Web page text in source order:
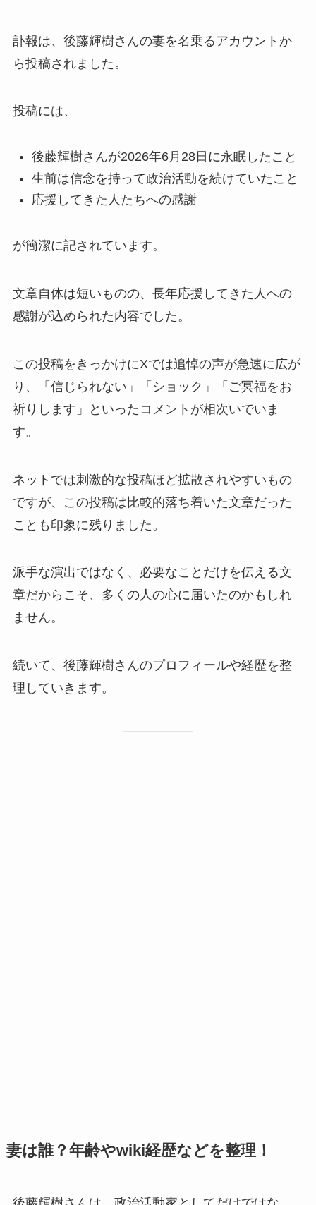
訃報は、後藤輝樹さんの妻を名乗るアカウントか
ら投稿されました。
投稿には、
後藤輝樹さんが2026年6月28日に永眠したこと
生前は信念を持って政治活動を続けていたこと
応援してきた人たちへの感謝
が簡潔に記されています。
文章自体は短いものの、長年応援してきた人への
感謝が込められた内容でした。
この投稿をきっかけにXでは追悼の声が急速に広が
り、「信じられない」「ショック」「ご冥福をお
祈りします」といったコメントが相次いでいま
す。
ネットでは刺激的な投稿ほど拡散されやすいもの
ですが、この投稿は比較的落ち着いた文章だった
ことも印象に残りました。
派手な演出ではなく、必要なことだけを伝える文
章だからこそ、多くの人の心に届いたのかもしれ
ません。
続いて、後藤輝樹さんのプロフィールや経歴を整
理していきます。
妻は誰？年齢やwiki経歴などを整理！